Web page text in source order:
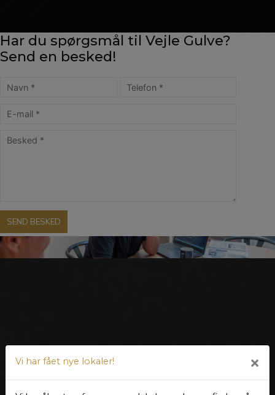
Har du spørgsmål til Vejle Gulve?
Send en besked!
Vi har fået nye lokaler! ×